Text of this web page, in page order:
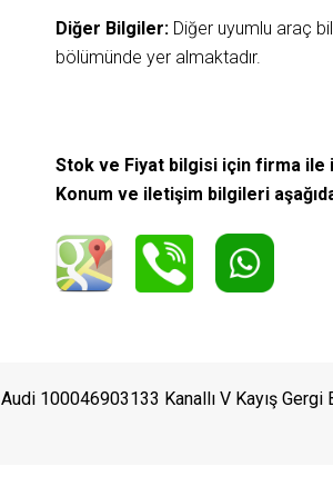
Diğer Bilgiler: Diğer uyumlu araç
bölümünde yer almaktadır.
Stok ve Fiyat bilgisi için firma ile
Konum ve iletişim bilgileri
Audi 100046903133 Kanallı V Kayış Gergi